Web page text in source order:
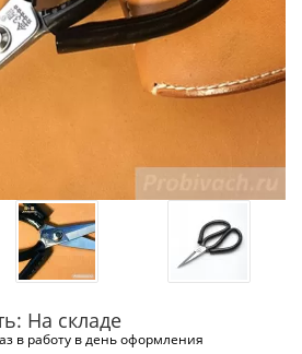
На складе
в работу в день оформления